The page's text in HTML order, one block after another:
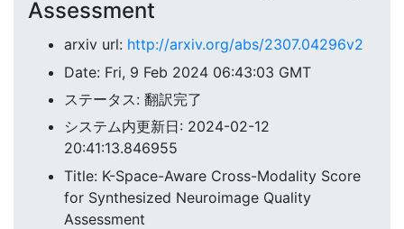
Assessment
arxiv url: http://arxiv.org/abs/2307.04296v2
Date: Fri, 9 Feb 2024 06:43:03 GMT
ステータス: 翻訳完了
システム内更新日: 2024-02-12
20:41:13.846955
Title: K-Space-Aware Cross-Modality Score
for Synthesized Neuroimage Quality
Assessment